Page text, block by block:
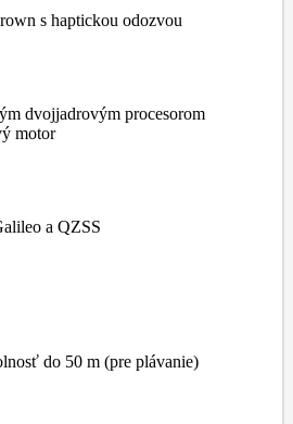
s haptickou odozvou
dvojjadrovým procesorom
motor
a QZSS
do 50 m (pre plávanie)